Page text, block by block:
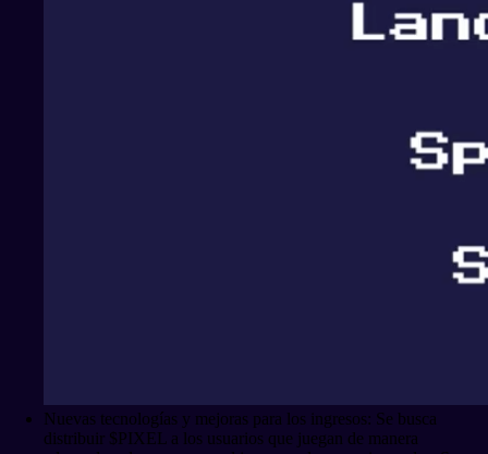
Nuevas tecnologías y mejoras para los ingresos: Se busca
distribuir $PIXEL a los usuarios que juegan de manera